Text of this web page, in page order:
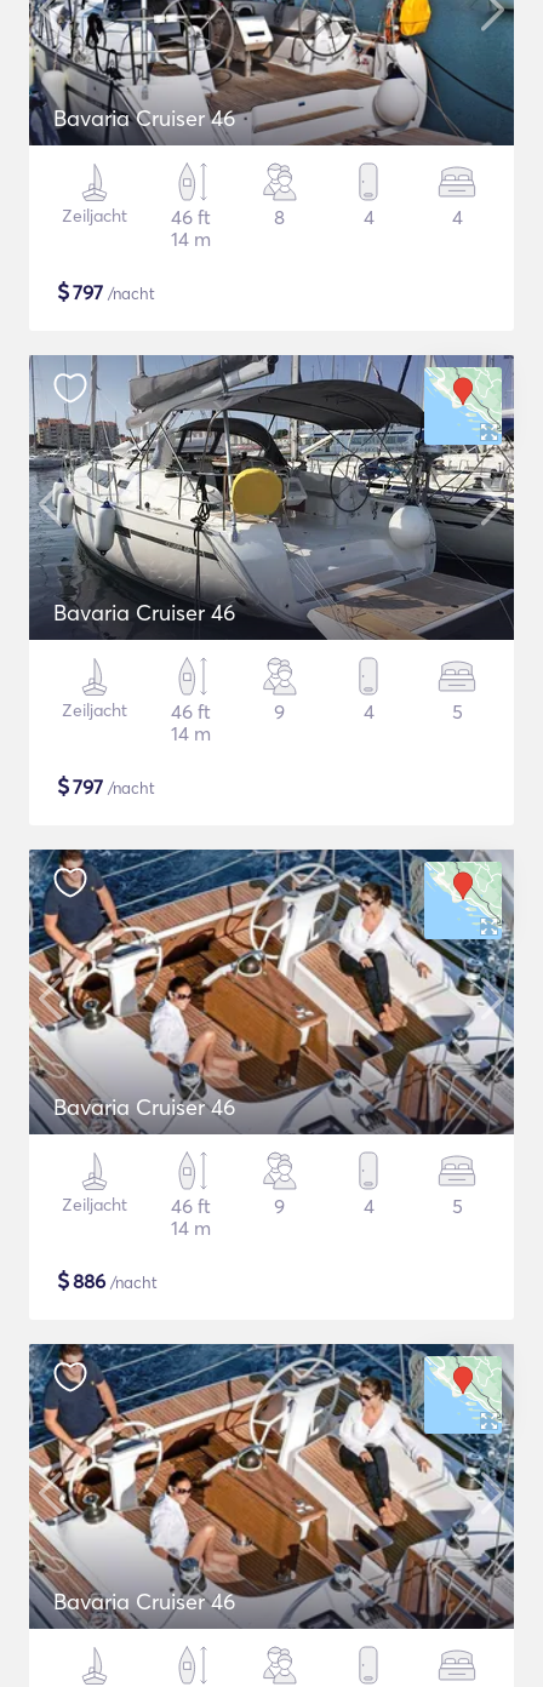
Bavaria Cruiser 46
Zeiljacht
46 ft
14 m
8 4 4
$797 /nacht
Bavaria Cruiser 46
Zeiljacht
46 ft
14 m
9 4 5
$797 /nacht
Bavaria Cruiser 46
Zeiljacht
46 ft
14 m
9 4 5
$886 /nacht
Bavaria Cruiser 46